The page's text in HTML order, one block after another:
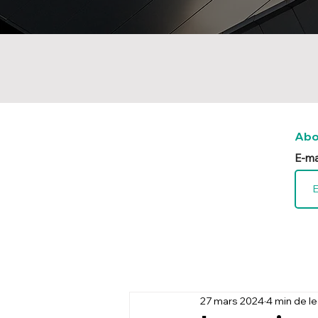
E-
27 mars 20244 min de